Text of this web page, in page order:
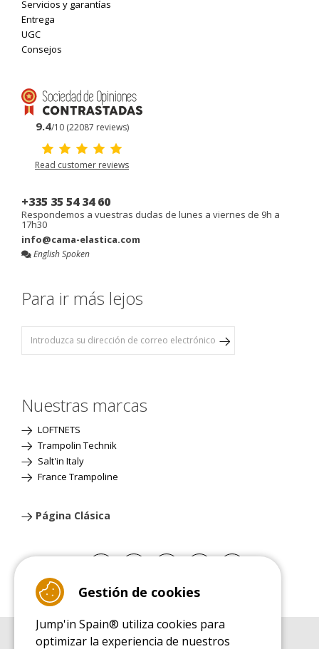
Servicios y garantías
Entrega
UGC
Consejos
9.4/10 (22087 reviews)
Read customer reviews
+335 35 54 34 60
Respondemos a vuestras dudas de lunes a viernes de 9h a
17h30
info@cama-elastica.com
English Spoken
Para ir más lejos
Nuestras marcas
LOFTNETS
Trampolin Technik
Salt'in Italy
France Trampoline
Página Clásica
Gestión de cookies
Jump'in Spain® utiliza cookies para
optimizar la experiencia de nuestros